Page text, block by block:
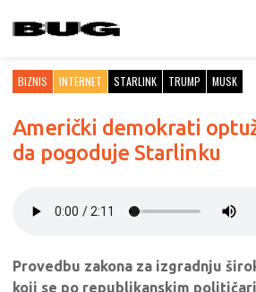
BIZNIS INTERNET STARLINK TRUMP MUSK
Američki demokrati
da pogoduje Starlinku
Provedbu zakona za izgradnju
koji se po republikanskim